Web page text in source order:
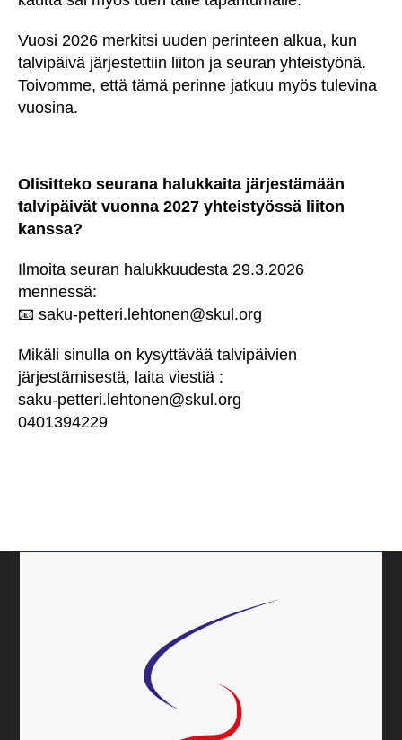
Vuosi 2026 merkitsi uuden perinteen alkua, kun
talvipäivä järjestettiin liiton ja seuran yhteistyönä.
Toivomme, että tämä perinne jatkuu myös tulevina
vuosina.
Olisitteko seurana halukkaita järjestämään
talvipäivät vuonna 2027 yhteistyössä liiton
kanssa?
Ilmoita seuran halukkuudesta 29.3.2026
mennessä:
📧 saku-petteri.lehtonen@skul.org
Mikäli sinulla on kysyttävää talvipäivien
järjestämisestä, laita viestiä :
saku-petteri.lehtonen@skul.org
0401394229